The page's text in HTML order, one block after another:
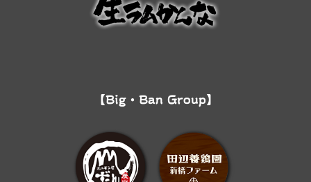
【Big・Ban Group】